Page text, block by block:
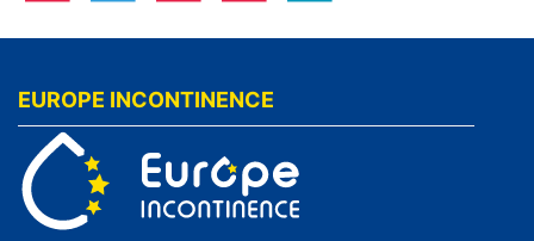
EUROPE INCONTINENCE